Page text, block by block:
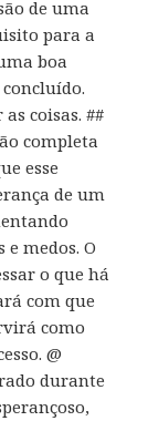
de uma
para a
boa
coisas. ##
completa
esse
de um
medos. O
o que há
com que
como
@
durante